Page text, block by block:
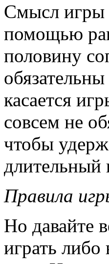
Смысл игры
помощью
половину
касается
совсем не
чтобы
длительный
Правила
Но давайте
играть либо